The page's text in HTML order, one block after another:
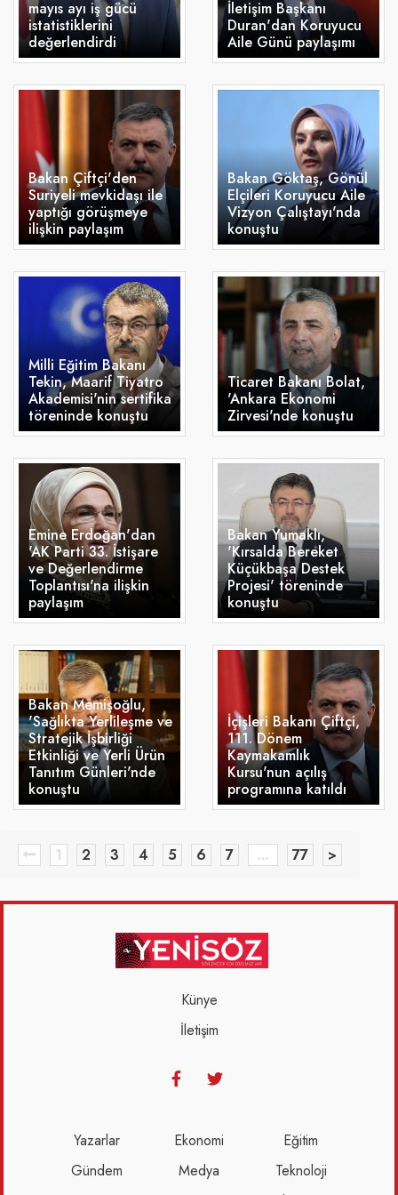
mayıs ayı iş gücü
istatistiklerini
değerlendirdi
İletişim Başkanı
Duran'dan Koruyucu
Aile Günü paylaşımı
Bakan Çiftçi'den
Suriyeli mevkidaşı ile
yaptığı görüşmeye
ilişkin paylaşım
Bakan Göktaş, Gönül
Elçileri Koruyucu Aile
Vizyon Çalıştayı'nda
konuştu
Milli Eğitim Bakanı
Tekin, Maarif Tiyatro
Akademisi'nin sertifika
töreninde konuştu
Ticaret Bakanı Bolat,
'Ankara Ekonomi
Zirvesi'nde konuştu
Emine Erdoğan'dan
'AK Parti 33. İstişare
ve Değerlendirme
Toplantısı'na ilişkin
paylaşım
Bakan Yumaklı,
'Kırsalda Bereket
Küçükbaşa Destek
Projesi' töreninde
konuştu
Bakan Memişoğlu,
'Sağlıkta Yerlileşme ve
Stratejik İşbirliği
Etkinliği ve Yerli Ürün
Tanıtım Günleri'nde
konuştu
İçişleri Bakanı Çiftçi,
111. Dönem
Kaymakamlık
Kursu'nun açılış
programına katıldı
1 2 3 4 5 6 7 ... 77 >
Künye
İletişim
Yazarlar
Gündem
Ekonomi
Medya
Eğitim
Teknoloji